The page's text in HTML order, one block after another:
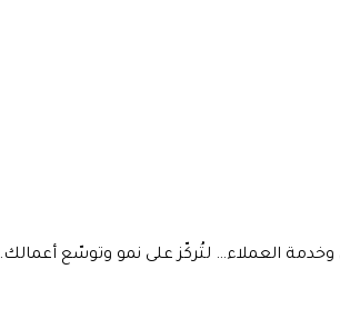
وخدمة العملاء… لتُركّز على نمو وتوسّع أعمالك.